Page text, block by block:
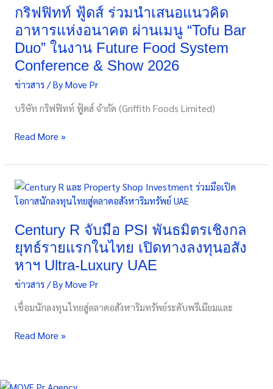
ความ
สำคัญ
กริฟฟิทท์ ฟู้ดส์ ร่วมนำเสนอแนวคิด
อาหารแห่งอนาคต ผ่านเมนู “Tofu Bar
Duo” ในงาน Future Food System
Conference & Show 2026
ข่าวสาร/ ByMove Pr
บริษัท กริฟฟิทท์ ฟู้ดส์ จำกัด (Griffith Foods Limited)
นำ
เสนอ
แนวคิด
อาหาร
แห่ง
อนาคต
เมนู
Bar
ใน
งาน
Future
Food
Conference
&
Show
2026
Read More »
Century R จับมือ PSI พันธมิตรเชิงกล
ยุทธ์รายแรกในไทย เปิดทางลงทุนอสัง
หาฯ Ultra-Luxury UAE
ข่าวสาร/ ByMove Pr
เชื่อมนักลงทุนไทยสู่ตลาดอสังหาริมทรัพย์ระดับพรีเมียมและ
Century
R
มือ
PSI
พันธมิตร
เชิงกล
ยุทธ์
ราย
แรก
ไทย
ลง
Read More »